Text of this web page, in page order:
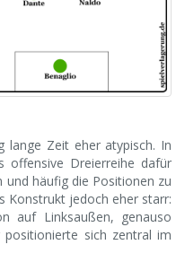
lange Zeit eher atypisch. In
offensive Dreierreihe dafür
häufig die Positionen zu
Konstrukt jedoch eher starr:
auf Linksaußen, genauso
positionierte sich zentral im